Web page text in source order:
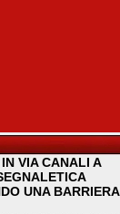
VIA CANALI A
UNA BARRIERA